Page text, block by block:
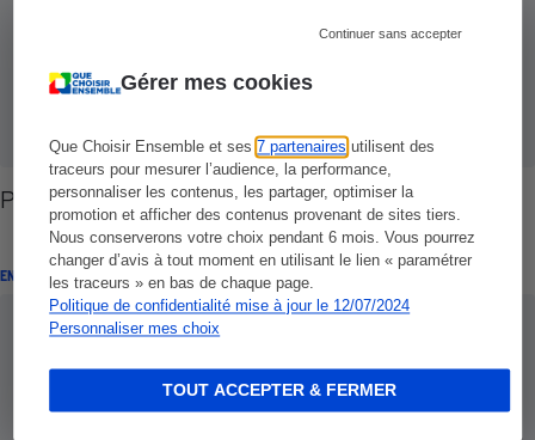
Gérer mes cookies
Que Choisir Ensemble et ses7 partenaires utilisent des
traceurs pour mesurer l’audience, la performance,
personnaliser les contenus, les partager, optimiser la
promotion et afficher des contenus provenant de sites tiers.
Nous conserverons votre choix pendant 6 mois. Vous pourrez
changer d’avis à tout moment en utilisant le lien « paramétrer
les traceurs » en bas de chaque page.
Politique de confidentialité mise à jour le 12/07/2024
Personnaliser mes choix
Continuer sans accepter
TOUT ACCEPTER & FERMER
Poisson - La qualité en eaux troubles
ENQUÊTE